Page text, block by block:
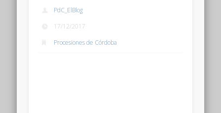
PdC_ElBlog
17/12/2017
Procesiones de Córdoba